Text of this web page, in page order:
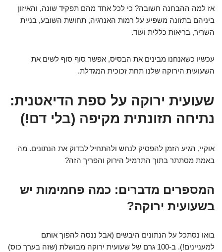
אז למה ההבחנה חשובה? כי לכל אחד מהם תפקיד שונה, והאיזון
ביניהם בתזונה משפיע על רמות האנרגיה, תחושת השובע, בניית
השריר, בריאות כללית ועוד.
עכשיו כשאנחנו מבינים את הבסיס, אפשר סוף סוף לשים את
השעועית הירוקה שלנו תחת זכוכית המגדלת.
שעועית ירוקה על ספת הדיאטנית:
נתיחה תזונתית מקיפה (בלי דם!)
אוקיי, הגיע הזמן להפסיק לנחש ולהתחיל לבדוק את הנתונים. מה
באמת מסתתר בתוך התרמיל הירוק והפריך הזה?
המספרים מדברים: כמה פחמימות יש
בשעועית ירוקה?
בואו נסתכל על הנתונים היבשים (אבל ננסה להפוך אותם
למעניינים!). ב-100 גרם של שעועית ירוקה מבושלת (שזה בערך כוס)